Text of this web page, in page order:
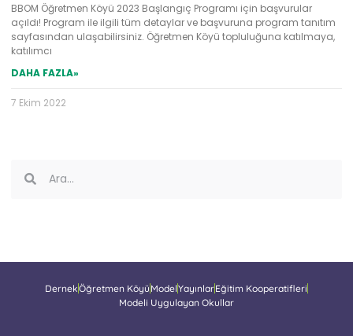
BBOM Öğretmen Köyü 2023 Başlangıç Programı için başvurular
açıldı! Program ile ilgili tüm detaylar ve başvuruna program tanıtım
sayfasından ulaşabilirsiniz. Öğretmen Köyü topluluğuna katılmaya,
katılımcı
DAHA FAZLA»
7 Ekim 2022
DernekÖğretmen Köyü ModelYayınlarEğitim Kooperatifleri
Modeli Uygulayan Okullar